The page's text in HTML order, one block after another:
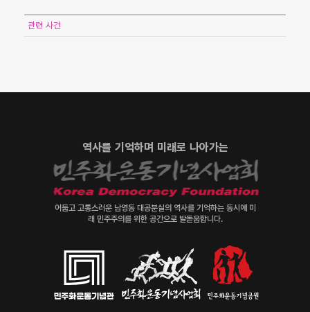
관련 사건
역사를 기억하며 미래로 나아가는
어둡고 고통스러운 남영동 대공분실의 역사를 기억하는 동시에 미
래 민주주의를 위한 공간으로 발돋움합니다.